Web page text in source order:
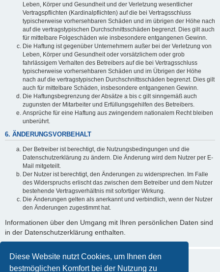
Diese Website nutzt Cookies, um Ihnen den
bestmöglichen Komfort bei der Nutzung zu
Leben, Körper und Gesundheit und der Verletzung wesentlicher
Vertragspflichten (Kardinalpflichten) auf die bei Vertragsschluss
typischerweise vorhersehbaren Schäden und im übrigen der Höhe nach
auf die vertragstypischen Durchschnittsschäden begrenzt. Dies gilt auch
für mittelbare Folgeschäden wie insbesondere entgangenen Gewinn.
Die Haftung ist gegenüber Unternehmern außer bei der Verletzung von
Leben, Körper und Gesundheit oder vorsätzlichem oder grob
fahrlässigem Verhalten des Betreibers auf die bei Vertragsschluss
typischerweise vorhersehbaren Schäden und im Übrigen der Höhe
nach auf die vertragstypischen Durchschnittsschäden begrenzt. Dies gilt
auch für mittelbare Schäden, insbesondere entgangenen Gewinn.
Die Haftungsbegrenzung der Absätze a bis c gilt sinngemäß auch
zugunsten der Mitarbeiter und Erfüllungsgehilfen des Betreibers.
Ansprüche für eine Haftung aus zwingendem nationalem Recht bleiben
unberührt.
6. ÄNDERUNGSVORBEHALT
Der Betreiber ist berechtigt, die Nutzungsbedingungen und die
Datenschutzerklärung zu ändern. Die Änderung wird dem Nutzer per E-
Mail mitgeteilt.
Der Nutzer ist berechtigt, den Änderungen zu widersprechen. Im Falle
des Widerspruchs erlischt das zwischen dem Betreiber und dem Nutzer
bestehende Vertragsverhältnis mit sofortiger Wirkung.
Die Änderungen gelten als anerkannt und verbindlich, wenn der Nutzer
den Änderungen zugestimmt hat.
Informationen über den Umgang mit Ihren persönlichen Daten sind
in der Datenschutzerklärung enthalten.